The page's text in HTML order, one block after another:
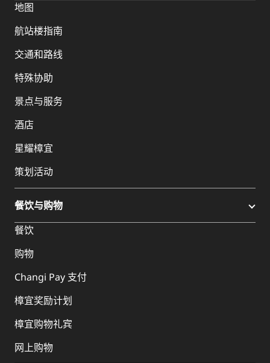
地图
航站楼指南
交通和路线
特殊协助
景点与服务
酒店
星耀樟宜
策划活动
餐饮与购物
餐饮
购物
Changi Pay 支付
樟宜奖励计划
樟宜购物礼宾
网上购物